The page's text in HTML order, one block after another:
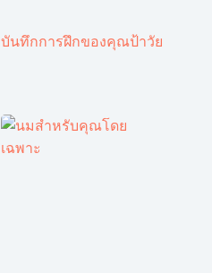
บันทึกการฝึกของคุณป้าวัย